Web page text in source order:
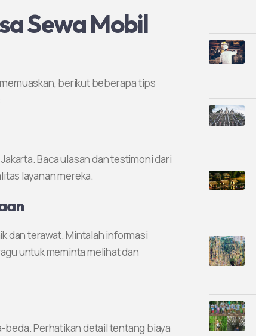
Sewa Mobil
berikut beberapa tips
Baca ulasan dan testimoni dari
layanan mereka.
dan terawat. Mintalah informasi
untuk meminta melihat dan
Perhatikan detail tentang biaya